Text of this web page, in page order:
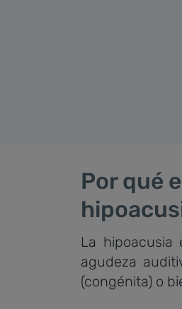
Por qué
La
agudeza
(congénita) o